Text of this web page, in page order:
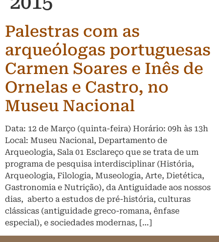
Palestras com as
arqueólogas portuguesas
Carmen Soares e Inês de
Ornelas e Castro, no
Museu Nacional
Data: 12 de Março (quinta-feira) Horário: 09h às 13h
Local: Museu Nacional, Departamento de
Arqueologia, Sala 01 Esclareço que se trata de um
programa de pesquisa interdisciplinar (História,
Arqueologia, Filologia, Museologia, Arte, Dietética,
Gastronomia e Nutrição), da Antiguidade aos nossos
dias, aberto a estudos de pré-história, culturas
clássicas (antiguidade greco-romana, ênfase
especial), e sociedades modernas, […]